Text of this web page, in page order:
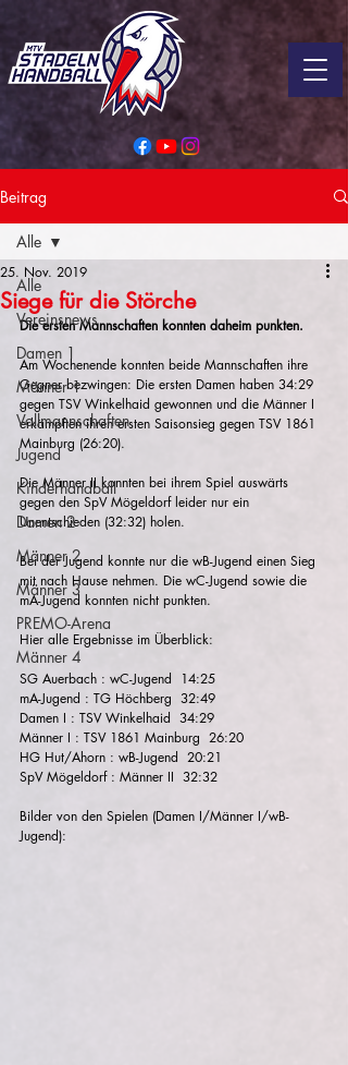
Beitrag
Alle
Vereinsnews
Damen 1
Männer 1
Vollmannschaften
Jugend
Kinderhandball
Damen 2
Männer 2
Männer 3
PREMO-Arena
Männer 4
Alle
Siege für die Störche
25. Nov. 2019
Die ersten Mannschaften konnten daheim punkten.
Am Wochenende konnten beide Mannschaften ihre
Gegner bezwingen: Die ersten Damen haben 34:29
gegen TSV Winkelhaid gewonnen und die Männer I
erkämpften ihren ersten Saisonsieg gegen TSV 1861
Mainburg (26:20).
Die Männer II konnten bei ihrem Spiel auswärts
gegen den SpV Mögeldorf leider nur ein
Unentschieden (32:32) holen.
Bei der Jugend konnte nur die wB-Jugend einen Sieg
mit nach Hause nehmen. Die wC-Jugend sowie die
mA-Jugend konnten nicht punkten.
Hier alle Ergebnisse im Überblick:
SG Auerbach : wC-Jugend  14:25
mA-Jugend : TG Höchberg  32:49
Damen I : TSV Winkelhaid  34:29
Männer I : TSV 1861 Mainburg  26:20
HG Hut/Ahorn : wB-Jugend  20:21
SpV Mögeldorf : Männer II  32:32
Bilder von den Spielen (Damen I/Männer I/wB-
Jugend):